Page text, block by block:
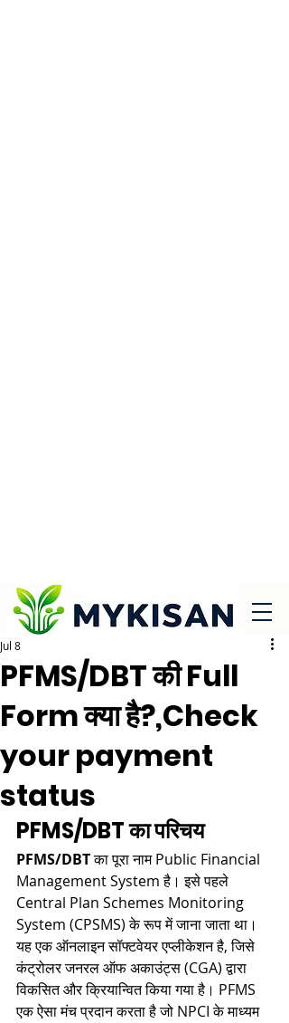
PFMS/DBT की Full
Form क्या है?,Check
your payment
status
Jul 8
PFMS/DBT का परिचय
PFMS/DBT का पूरा नाम Public Financial
Management System है। इसे पहले
Central Plan Schemes Monitoring
System (CPSMS) के रूप में जाना जाता था।
यह एक ऑनलाइन सॉफ्टवेयर एप्लीकेशन है, जिसे
कंट्रोलर जनरल ऑफ अकाउंट्स (CGA) द्वारा
विकसित और क्रियान्वित किया गया है। PFMS
एक ऐसा मंच प्रदान करता है जो NPCI के माध्यम